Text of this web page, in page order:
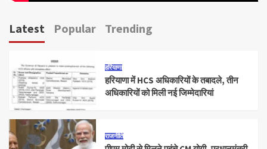
Latest Popular Trending
हरियाणा
हरियाणा में HCS अधिकारियों के तबादले, तीन
अधिकारियों को मिली नई जिम्मेदारियां
राजनीति